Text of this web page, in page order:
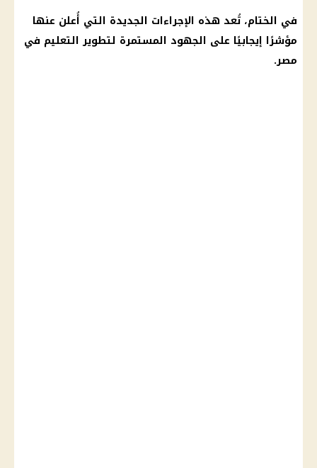
في الختام، تُعد هذه الإجراءات الجديدة التي أُعلن عنها
مؤشرًا إيجابيًا على الجهود المستمرة لتطوير التعليم في
مصر.